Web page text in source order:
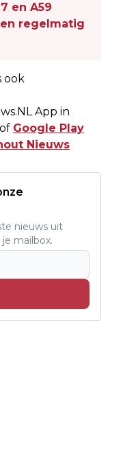
en A59
regelmatig
ook
App in
of Google Play
Nieuws
nieuws uit
mailbox.